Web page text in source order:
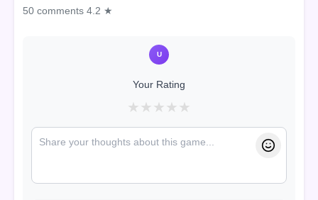
50 comments 4.2 ★
U
Your Rating
★ ★ ★ ★ ★